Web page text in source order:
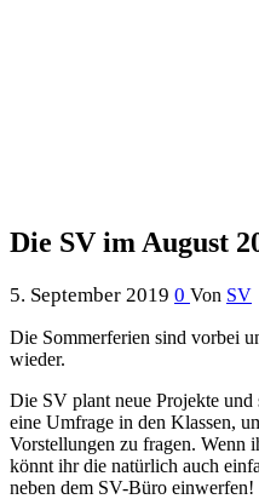
Die SV im August
5. September 2019 0 Von SV
Die Sommerferien sind vorbei
wieder.
Die SV plant neue Projekte
eine Umfrage in den Klassen,
Vorstellungen zu fragen. Wenn
könnt ihr die natürlich auch
neben dem SV-Büro einwerfen!